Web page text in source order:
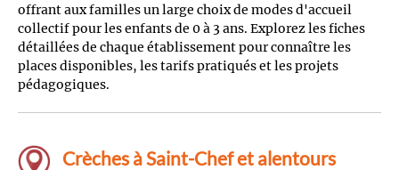
offrant aux familles un large choix de modes d'accueil
collectif pour les enfants de 0 à 3 ans. Explorez les fiches
détaillées de chaque établissement pour connaître les
places disponibles, les tarifs pratiqués et les projets
pédagogiques.
Crèches à Saint-Chef et alentours